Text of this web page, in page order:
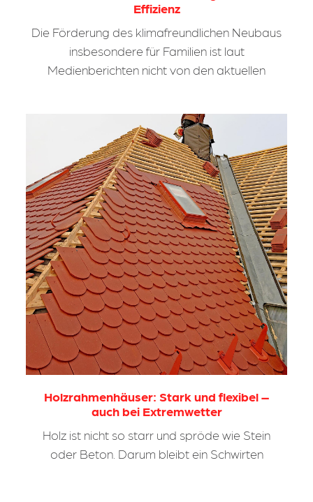
Effizienz
Die Förderung des klimafreundlichen Neubaus
insbesondere für Familien ist laut
Medienberichten nicht von den aktuellen
Holzrahmenhäuser: Stark und flexibel –
auch bei Extremwetter
Holz ist nicht so starr und spröde wie Stein
oder Beton. Darum bleibt ein Schwirten